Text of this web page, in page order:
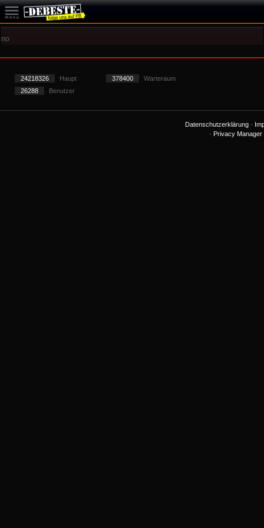
no
24218326 Haupt 378400
Warteraum
26288
Benutzer
Datenschutzerklärung-
- Privacy Manager